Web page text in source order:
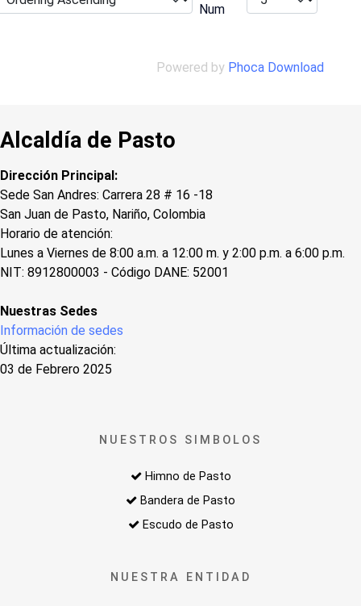
Num
Powered by Phoca Download
Alcaldía de Pasto
Dirección Principal:
Sede San Andres: Carrera 28 # 16 -18
San Juan de Pasto, Nariño, Colombia
Horario de atención:
Lunes a Viernes de 8:00 a.m. a 12:00 m. y 2:00 p.m. a 6:00 p.m.
NIT: 8912800003 - Código DANE: 52001
Nuestras Sedes
Información de sedes
Última actualización:
03 de Febrero 2025
NUESTROS SIMBOLOS
Himno de Pasto
Bandera de Pasto
Escudo de Pasto
NUESTRA ENTIDAD